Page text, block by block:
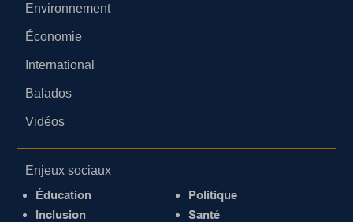
Environnement
Économie
International
Balados
Vidéos
Enjeux sociaux
Éducation
Inclusion
Politique
Santé